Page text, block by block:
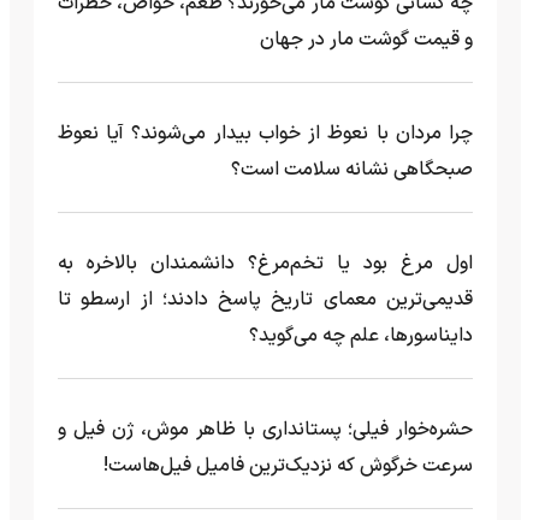
و قیمت گوشت مار در جهان
چرا مردان با نعوظ از خواب بیدار می‌شوند؟ آیا نعوظ
صبحگاهی نشانه سلامت است؟
اول مرغ بود یا تخم‌مرغ؟ دانشمندان بالاخره به
قدیمی‌ترین معمای تاریخ پاسخ دادند؛ از ارسطو تا
دایناسورها، علم چه می‌گوید؟
حشره‌خوار فیلی؛ پستانداری با ظاهر موش، ژن فیل و
سرعت خرگوش که نزدیک‌ترین فامیل فیل‌هاست!